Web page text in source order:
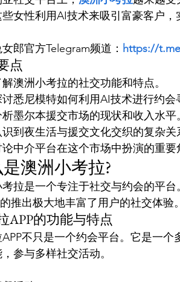
女性利用AI技术来吸引富豪客户
郎官方Telegram频道： https://
点
解澳洲小考拉的社交功能和特点。
讨悉尼模特如何利用AI技术进行约会
析墨尔本援交市场的现状和收入水平
识到夜生活与援交文化交织的复杂关
论中介平台在这个市场中扮演的重要
澳洲小考拉?
拉是一个专注于社交与约会的平
推出极大地丰富了用户的社交体验
APP的功能与特点
不只是一个约会平台。它是一
参与多样社交活动。